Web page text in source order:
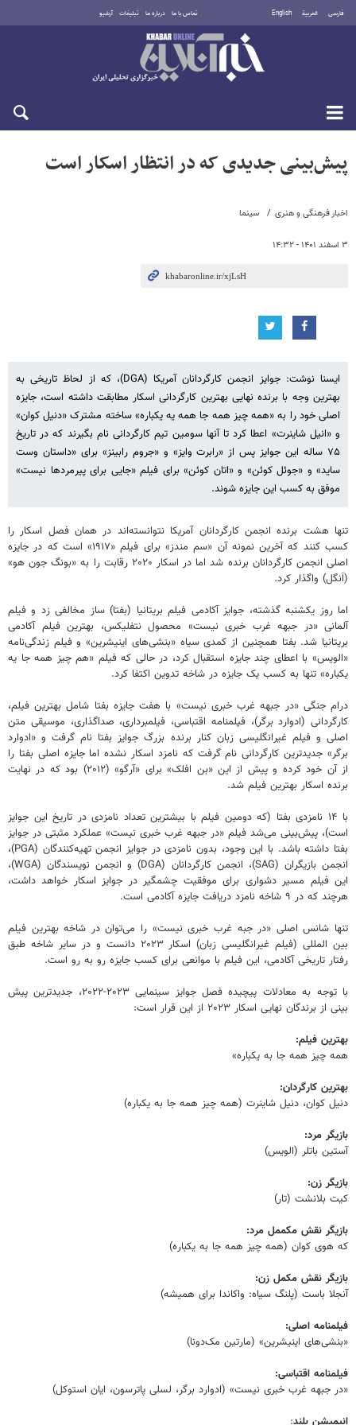
فارسی العربية English تماس با ما درباره ما تبلیغات آرشیو
یکشنبه ۱۸ مرداد ۱۴۰۵
اخبار فرهنگی و هنری سینما
۳ اسفند ۱۴۰۱ - ۱۴:۳۲
پیش‌بینی جدیدی که در انتظار اسکار است
ایسنا نوشت: جوایز انجمن کارگردانان آمریکا (DGA)، که از لحاظ تاریخی به
بهترین وجه با برنده نهایی بهترین کارگردانی اسکار مطابقت داشته است، جایزه
اصلی خود را به «همه چیز همه جا همه یه یکباره» ساخته مشترک «دنیل کوان»
و «انیل شاینرت» اعطا کرد تا آنها سومین تیم کارگردانی نام بگیرند که در تاریخ
۷۵ ساله این جوایز پس از «رابرت وایز» و «جروم رابینز» برای «داستان وست
ساید» و «جوئل کوئن» و «اتان کوئن» برای فیلم «جایی برای پیرمردها نیست»
موفق به کسب این جایزه شوند.
تنها هشت برنده انجمن کارگردانان آمریکا نتوانسته‌اند در همان فصل اسکار را
کسب کنند که آخرین نمونه آن «سم مندز» برای فیلم «۱۹۱۷» است که در جایزه
اصلی انجمن کارگردانان برنده شد اما در اسکار ۲۰۲۰ رقابت را به «بونگ جون هو»
(اَنگل) واگذار کرد.
اما روز یکشنبه گذشته، جوایز آکادمی فیلم بریتانیا (بفتا) ساز مخالفی زد و فیلم
آلمانی «در جبهه غرب خبری نیست» محصول نتفلیکس، بهترین فیلم آکادمی
بریتانیا شد. بفتا همچنین از کمدی سیاه «بنشی‌های اینیشرین» و فیلم زندگی‌نامه
«الویس» با اعطای چند جایزه استقبال کرد، در حالی که فیلم «هم چیز همه جا یه
یکباره» تنها به کسب یک جایزه در شاخه تدوین اکتفا کرد.
درام جنگی «در جبهه غرب خبری نیست» با هفت جایزه بفتا شامل بهترین فیلم،
کارگردانی (ادوارد برگر)، فیلمنامه اقتباسی، فیلمبرداری، صداگذاری، موسیقی متن
اصلی و فیلم غیرانگلیسی زبان کنار برنده بزرگ جوایز بفتا نام گرفت و «ادوارد
برگر» جدیدترین کارگردانی نام گرفت که نامزد اسکار نشده اما جایزه اصلی بفتا را
از آن خود کرده و پیش از این «بن افلک» برای «آرگو» (۲۰۱۲) بود که در نهایت
برنده اسکار بهترین فیلم شد.
با ۱۴ نامزدی بفتا (که دومین فیلم با بیشترین تعداد نامزدی در تاریخ این جوایز
است)، پیش‌بینی می‌شد فیلم «در جبهه غرب خبری نیست» عملکرد مثبتی در جوایز
بفتا داشته باشد. با این وجود، بدون نامزدی در جوایز انجمن تهیه‌کنندگان (PGA)،
انجمن بازیگران (SAG)، انجمن کارگردانان (DGA) و انجمن نویسندگان (WGA)،
این فیلم مسیر دشواری برای موفقیت چشمگیر در جوایز اسکار خواهد داشت،
هرچند که در ۹ شاخه نامزد دریافت جایزه آکادمی است.
تنها شانس اصلی «در جبه غرب خبری نیست» را می‌توان در شاخه بهترین فیلم
بین المللی (فیلم غیرانگلیسی زبان) اسکار ۲۰۲۳ دانست و در سایر شاخه طبق
رفتار تاریخی آکادمی، این فیلم با موانعی برای کسب جایزه رو به رو است.
با توجه به معادلات پیچیده فصل جوایز سینمایی ۲۰۲۳-۲۰۲۲، جدیدترین پیش
بینی از برندگان نهایی اسکار ۲۰۲۳ از این قرار است:
بهترین فیلم:
همه چیز همه جا به یکباره»
بهترین کارگردان:
دنیل کوان، دنیل شاینرت (همه چیز همه جا به یکباره)
بازیگر مرد:
آستین باتلر (الویس)
بازیگر زن:
کیت بلانشت (تار)
بازیگر نقش مکممل مرد:
که هوی کوان (همه چیز همه جا به یکباره)
بازیگر نقش مکمل زن:
آنجلا باست (پلنگ سیاه: واکاندا برای همیشه)
فیلمنامه اصلی:
«بنشی‌های اینیشرین» (مارتین مک‌دونا)
فیلمنامه اقتباسی:
«در جبهه غرب خبری نیست» (ادوارد برگر، لسلی پاترسون، ایان استوکل)
انیمیشن بلند: